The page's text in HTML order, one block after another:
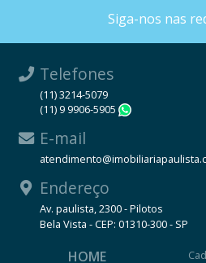
Siga-nos nas
Telefones
(11) 3214-5079
(11) 9 9906-5905
E-mail
Endereço
Av. paulista, 2300 - Pilotos
Bela Vista - CEP: 01310-300 - SP
HOME